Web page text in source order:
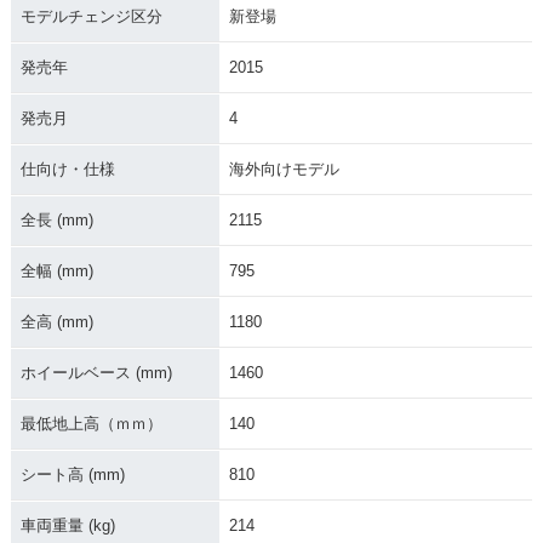
2017年 GSX-S1000
ンジ
2016年 GSX-S1000
モデルチェンジ区分 新登場
発売年 2015
発売月 4
仕向け・仕様 海外向けモデル
全長 (mm) 2115
全幅 (mm) 795
全高 (mm) 1180
ホイールベース (mm) 1460
最低地上高（ｍｍ） 140
シート高 (mm) 810
車両重量 (kg) 214